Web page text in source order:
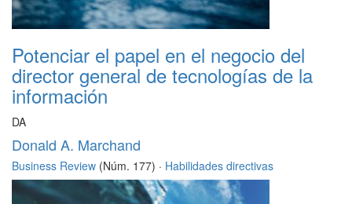
Potenciar el papel en el negocio del
director general de tecnologías de la
información
DA
Donald A. Marchand
Business Review (Núm. 177) · Habilidades directivas